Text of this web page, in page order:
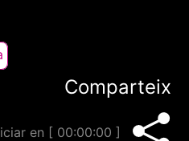
Comparteix
en [ 00:00:00 ]